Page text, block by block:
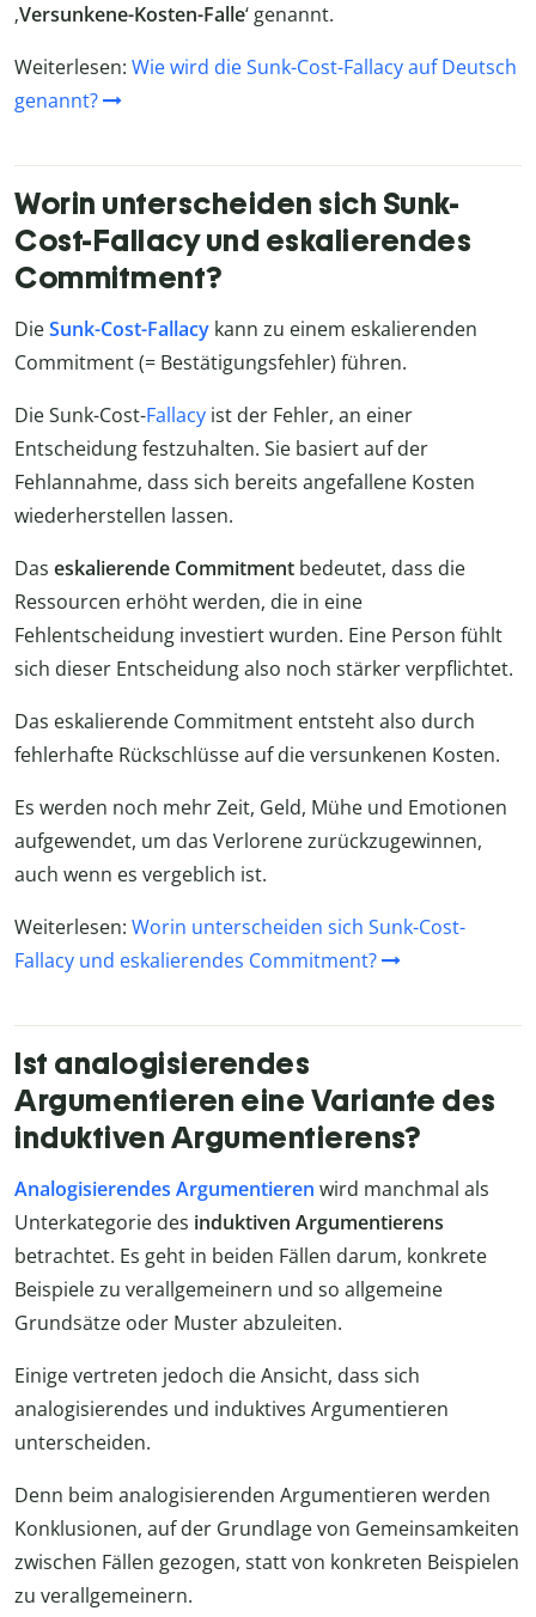
‚Versunkene-Kosten-Falle‘ genannt.
Weiterlesen: Wie wird die Sunk-Cost-Fallacy auf Deutsch
genannt?
Worin unterscheiden sich Sunk-
Cost-Fallacy und eskalierendes
Commitment?
DieSunk-Cost-Fallacy kann zu einem eskalierenden
Commitment (= Bestätigungsfehler) führen.
Die Sunk-Cost-Fallacy ist der Fehler, an einer
Entscheidung festzuhalten. Sie basiert auf der
Fehlannahme, dass sich bereits angefallene Kosten
wiederherstellen lassen.
Das eskalierende Commitment bedeutet, dass die
Ressourcen erhöht werden, die in eine
Fehlentscheidung investiert wurden. Eine Person fühlt
sich dieser Entscheidung also noch stärker verpflichtet.
Das eskalierende Commitment entsteht also durch
fehlerhafte Rückschlüsse auf die versunkenen Kosten.
Es werden noch mehr Zeit, Geld, Mühe und Emotionen
aufgewendet, um das Verlorene zurückzugewinnen,
auch wenn es vergeblich ist.
Weiterlesen: Worin unterscheiden sich Sunk-Cost-
Fallacy und eskalierendes Commitment?
Ist analogisierendes
Argumentieren eine Variante des
induktiven Argumentierens?
Analogisierendes Argumentieren wird manchmal als
Unterkategorie des induktiven Argumentierens
betrachtet. Es geht in beiden Fällen darum, konkrete
Beispiele zu verallgemeinern und so allgemeine
Grundsätze oder Muster abzuleiten.
Einige vertreten jedoch die Ansicht, dass sich
analogisierendes und induktives Argumentieren
unterscheiden.
Denn beim analogisierenden Argumentieren werden
Konklusionen, auf der Grundlage von Gemeinsamkeiten
zwischen Fällen gezogen, statt von konkreten Beispielen
zu verallgemeinern.